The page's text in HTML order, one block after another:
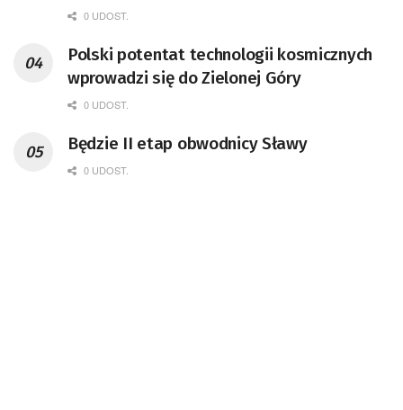
pracownik CERN w Genewie,
doktor habilitowany nauk fizycznych,
koordynator Rady Sektorowej ds.
Kompetencji Przemysłu Lotniczo-
Badań Kosmicznych i Satelitarnych PAN.
0 UDOST.
Polski potentat technologii kosmicznych
wprowadzi się do Zielonej Góry
0 UDOST.
Będzie II etap obwodnicy Sławy
0 UDOST.